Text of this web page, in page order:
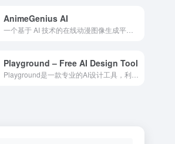
AnimeGenius AI
Playground – Free AI Design Tool